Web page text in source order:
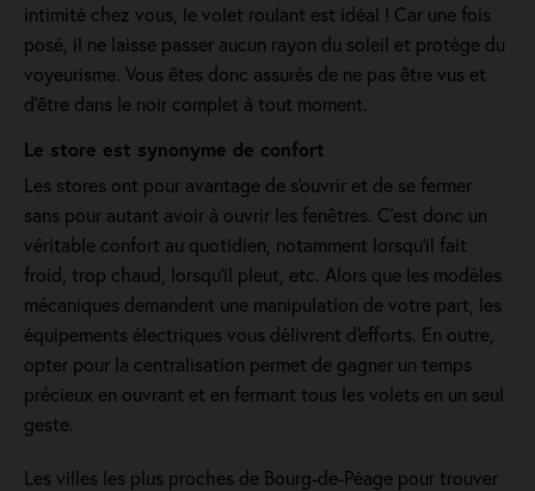
intimité chez vous, le volet roulant est idéal ! Car une fois
posé, il ne laisse passer aucun rayon du soleil et protège du
voyeurisme. Vous êtes donc assurés de ne pas être vus et
d’être dans le noir complet à tout moment.
Le store est synonyme de confort
Les stores ont pour avantage de s'ouvrir et de se fermer
sans pour autant avoir à ouvrir les fenêtres. C’est donc un
véritable confort au quotidien, notamment lorsqu’il fait
froid, trop chaud, lorsqu’il pleut, etc. Alors que les modèles
mécaniques demandent une manipulation de votre part, les
équipements électriques vous délivrent d'efforts. En outre,
opter pour la centralisation permet de gagner un temps
précieux en ouvrant et en fermant tous les volets en un seul
geste.
Les villes les plus proches de Bourg-de-Péage pour trouver